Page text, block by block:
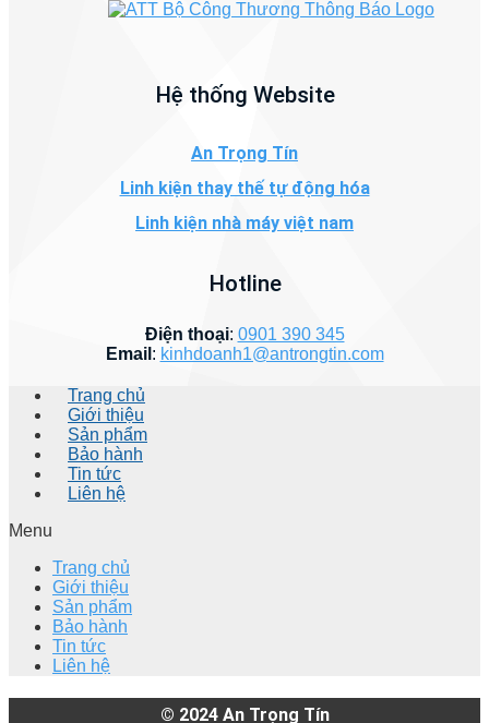
Hệ thống Website
An Trọng Tín
Linh kiện thay thế tự động hóa
Linh kiện nhà máy việt nam
Hotline
Điện thoại: 0901 390 345
Email : kinhdoanh1@antrongtin.com
Trang chủ
Giới thiệu
Sản phẩm
Bảo hành
Tin tức
Liên hệ
Menu
Trang chủ
Giới thiệu
Sản phẩm
Bảo hành
Tin tức
Liên hệ
© 2024 An Trọng Tín